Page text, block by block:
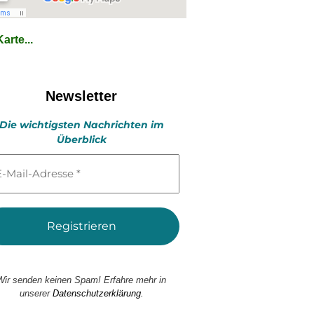
Newsletter
Die wichtigsten Nachrichten im
Überblick
senden keinen Spam! Erfahre mehr in
unserer Datenschutzerklärung.